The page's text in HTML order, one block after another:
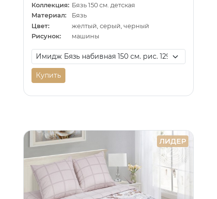
Коллекция: Бязь 150 см. детская
Материал:
Бязь
Цвет:
желтый, серый, черный
Рисунок:
машины
Купить
ЛИДЕР